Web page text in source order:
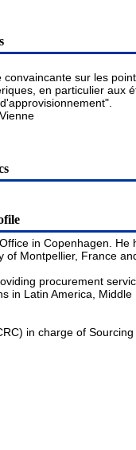
sur les
en particulier aux
in Copenhagen.
Montpellier, France
procurement
Latin America,
in charge of